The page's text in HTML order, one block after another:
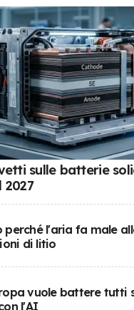
sulle batterie
2027
perché l'aria fa male
di litio
vuole battere tutti
l'AI